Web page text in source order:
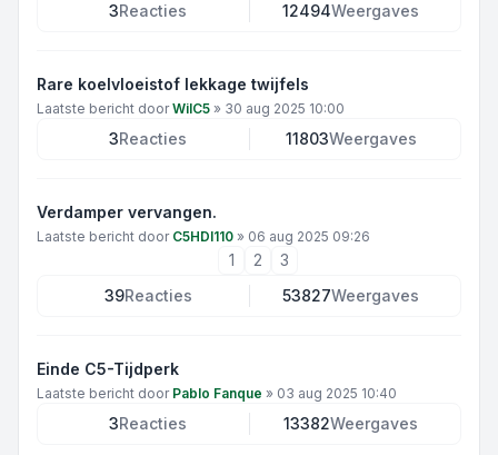
3Reacties 12494Weergaves
Rare koelvloeistof lekkage twijfels
Laatste bericht doorWilC5 » 30 aug 2025 10:00
3Reacties 11803Weergaves
Verdamper vervangen.
Laatste bericht door C5HDI110 » 06 aug 2025 09:26
1 2
3
39Reacties 53827Weergaves
Einde C5-Tijdperk
Laatste bericht door Pablo Fanque » 03 aug 2025 10:40
3Reacties 13382Weergaves